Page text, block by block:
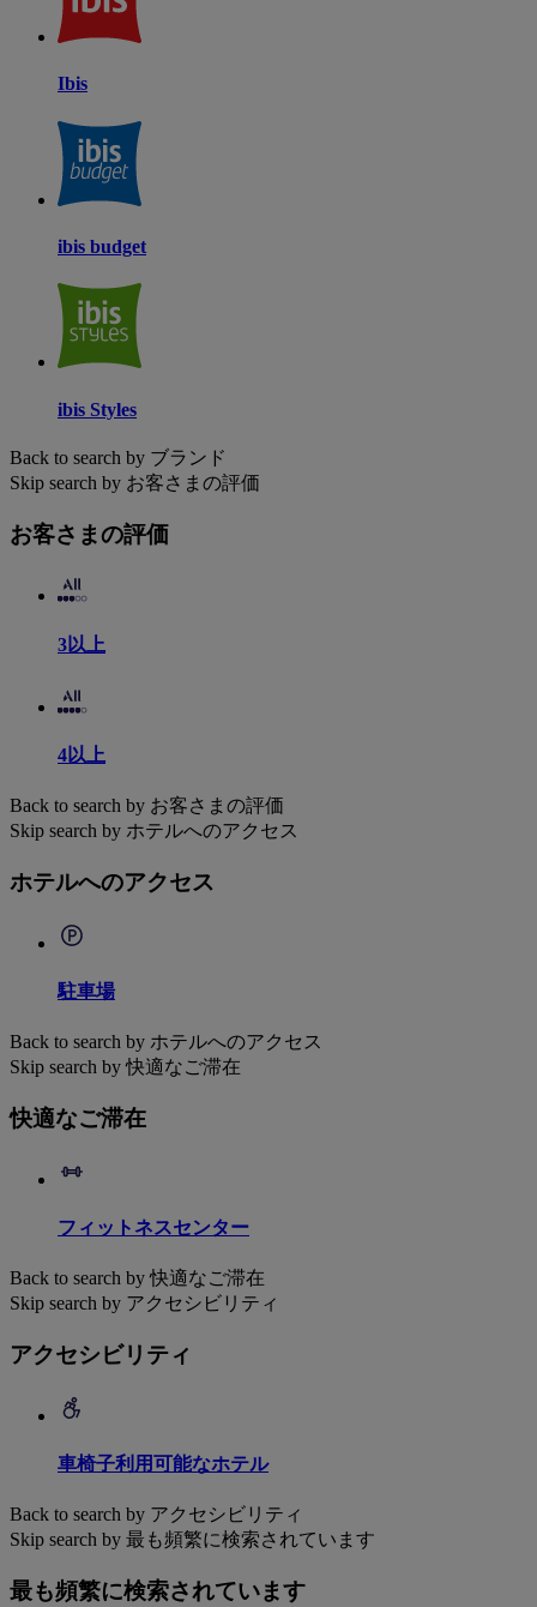
Ibis
ibis budget
ibis Styles
Back to search by ブランド
Skip search by お客さまの評価
お客さまの評価
3以上
4以上
Back to search by お客さまの評価
Skip search by ホテルへのアクセス
ホテルへのアクセス
駐車場
Back to search by ホテルへのアクセス
Skip search by 快適なご滞在
快適なご滞在
フィットネスセンター
Back to search by 快適なご滞在
Skip search by アクセシビリティ
アクセシビリティ
車椅子利用可能なホテル
Back to search by アクセシビリティ
Skip search by 最も頻繁に検索されています
最も頻繁に検索されています